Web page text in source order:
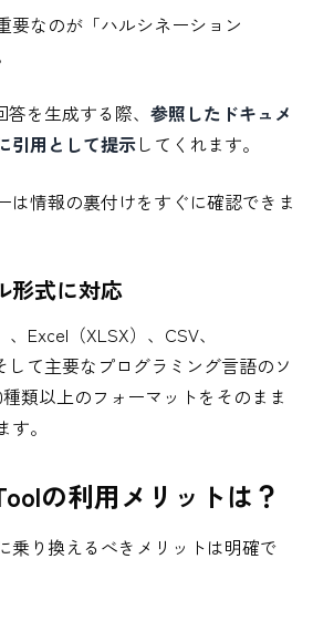
要なのが「ハルシネーション
を生成する際、 参照したドキュメ
引用として提示してくれます。
は情報の裏付けをすぐに確認できま
形式に対応
Excel（XLSX）、CSV、
して主要なプログラミング言語のソ
類以上のフォーマットをそのまま
。
の利用メリットは？
乗り換えるべきメリットは明確で